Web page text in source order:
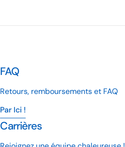
FAQ
Retours, remboursements et FAQ
Par Ici !
Carrières